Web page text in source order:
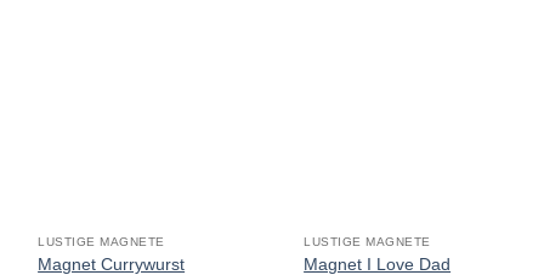
LUSTIGE MAGNETE
Magnet Currywurst
LUSTIGE MAGNETE
Magnet I Love Dad